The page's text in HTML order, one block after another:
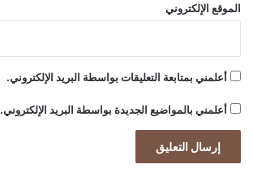
الموقع الإلكتروني
أعلمني بمتابعة التعليقات بواسطة البريد الإلكتروني.
أعلمني بالمواضيع الجديدة بواسطة البريد الإلكتروني.